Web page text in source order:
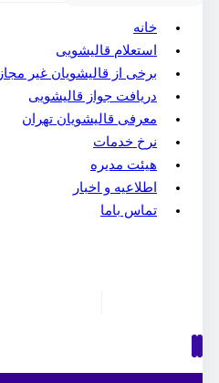
خانه
استعلام قالیشویی
برخی از قالیشویان غیر مجاز
دریافت جواز قالیشویی
معرفی قالیشویان تهران
نرخ خدمات
هیئت مدیره
اطلاعیه و اخبار
تماس باما